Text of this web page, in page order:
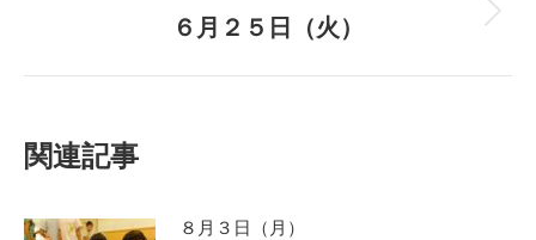
Next
６月２５日（火）
関連記事
８月３日（月）